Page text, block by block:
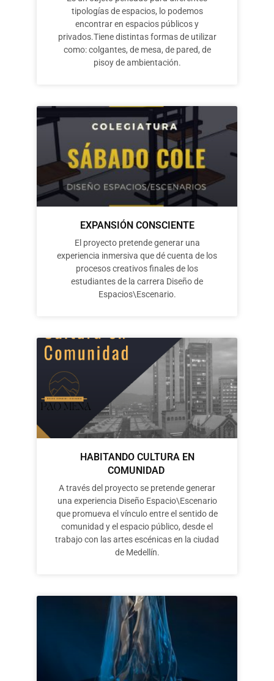
tipologías de espacios, lo podemos
encontrar en espacios públicos y
privados.Tiene distintas formas de utilizar
como: colgantes, de mesa, de pared, de
pisoy de ambientación.
EXPANSIÓN CONSCIENTE
El proyecto pretende generar una
experiencia inmersiva que dé cuenta de los
procesos creativos finales de los
estudiantes de la carrera Diseño de
Espacios\Escenario.
HABITANDO CULTURA EN
COMUNIDAD
A través del proyecto se pretende generar
una experiencia Diseño Espacio\Escenario
que promueva el vínculo entre el sentido de
comunidad y el espacio público, desde el
trabajo con las artes escénicas en la ciudad
de Medellín.